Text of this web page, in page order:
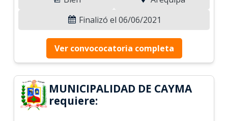
Finalizó el 06/06/2021
Ver convococatoria completa
MUNICIPALIDAD DE CAYMA
requiere: